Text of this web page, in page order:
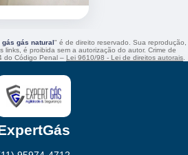
gás natural" é de direito reservado. Sua reprodução,
links, é proibida sem a autorização do autor. Crime de
do Código Penal – Lei 9610/98 - Lei de direitos autorais